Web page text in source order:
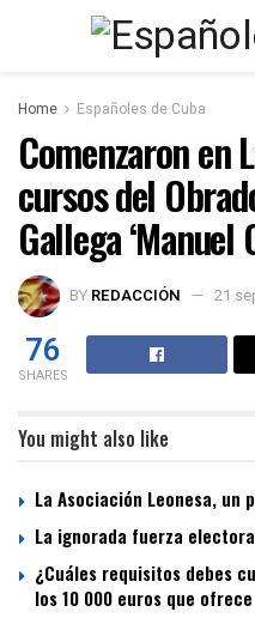
Home Españoles de Cuba
Comenzaron en
cursos del
Gallega ‘Manuel
BY REDACCIÓN 21
76
SHARES
You might also like
La Asociación Leonesa, un
La ignorada fuerza
¿Cuáles requisitos debes
los 10 000 euros que